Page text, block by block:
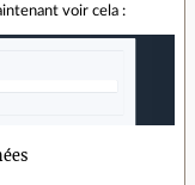
voir cela :